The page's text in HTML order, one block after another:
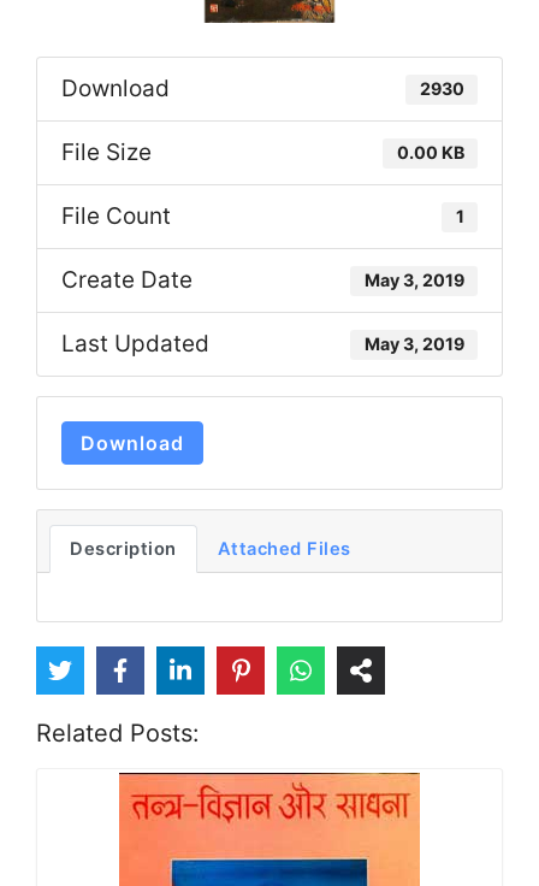
Download 2930
File Size 0.00 KB
File Count 1
Create Date May 3, 2019
Last Updated May 3, 2019
Download
Description Attached Files
Related Posts: